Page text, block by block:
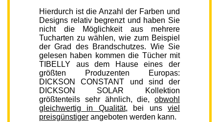
Hierdurch ist die Anzahl der Farben und
Designs relativ begrenzt und haben Sie
nicht die Möglichkeit aus mehrere
Tucharten zu wählen, wie zum Beispiel
der Grad des Brandschutzes. Wie Sie
gelesen haben kommen die Tücher mit
TIBELLY aus dem Hause eines der
größten Produzenten Europas:
DICKSON CONSTANT und sind der
DICKSON SOLAR Kollektion
größtenteils sehr ähnlich, die, obwohl
gleichwertig in Qualität, bei unsviel
preisgünstiger angeboten werden kann.